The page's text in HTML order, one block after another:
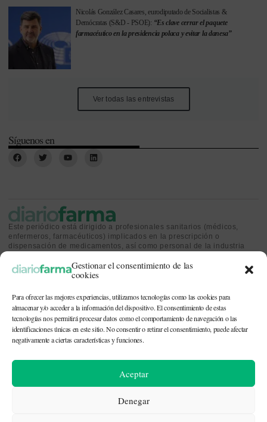
Gestionar el consentimiento de las
cookies
Para ofrecer las mejores experiencias, utilizamos tecnologías como las cookies para
almacenar y/o acceder a la información del dispositivo. El consentimiento de estas
tecnologías nos permitirá procesar datos como el comportamiento de navegación o las
identificaciones únicas en este sitio. No consentir o retirar el consentimiento, puede afectar
negativamente a ciertas características y funciones.
Aceptar
Denegar
Nicolás González Casares, eurodiputado de Socialistas &
Demócratas (S&D - PSOE): “Es clave cerrar el paquete
farmacéutico en la presidencia polaca y evitar la danesa”
Ver todas las entrevistas
Síguenos en
Este periódico está dirigido a profesionales sanitarios (médicos,
enfermeros, farmacéuticos) implicados en la prescripción o
dispensación de medicamentos, así como personal de la industria
sanitaria.
CONTACTO Y QUIÉNES SOMOS|POLÍTICA DE COOKIES|POLÍTICA DE
© 2026. Todos los derechos reservados. |
| Recursos
fotográficos: depositphotos